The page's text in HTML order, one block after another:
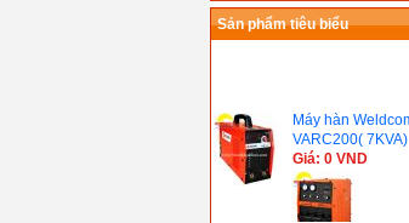
Sản phẩm tiêu biểu
VARC200( 7KVA)
Giá: 0 VND